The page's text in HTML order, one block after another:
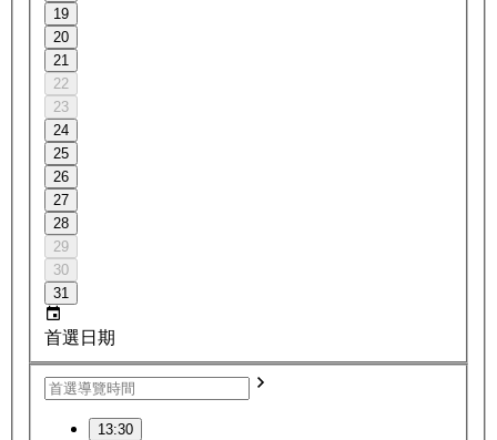
19
20
21
22
23
24
25
26
27
28
29
30
31
首選日期
13:30